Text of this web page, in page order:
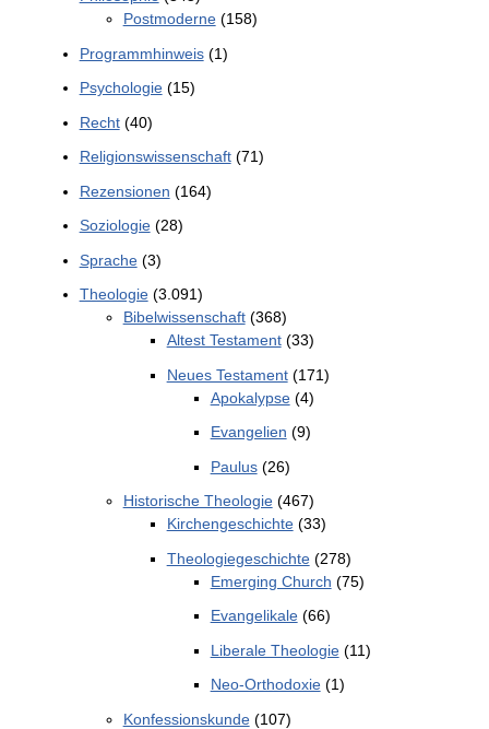
Postmoderne(158)
Programmhinweis(1)
Psychologie(15)
Recht(40)
Religionswissenschaft(71)
Rezensionen (164)
Soziologie(28)
Sprache(3)
Theologie(3.091)
Bibelwissenschaft(368)
Altest Testament(33)
Neues Testament(171)
Apokalypse(4)
Evangelien (9)
Paulus(26)
Historische Theologie(467)
Kirchengeschichte(33)
Theologiegeschichte(278)
Emerging Church (75)
Evangelikale(66)
Liberale Theologie(11)
Neo-Orthodoxie(1)
Konfessionskunde(107)